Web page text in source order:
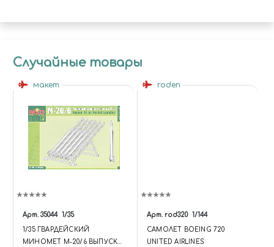
Случайные товары
макет
Арт. 35044 1/35
1/35 ГВАРДЕЙСКИЙ
МИНОМЕТ М-20/6 ВЫПУСКА
roden
Арт. rod320 1/144
САМОЛЕТ BOEING 720
UNITED AIRLINES